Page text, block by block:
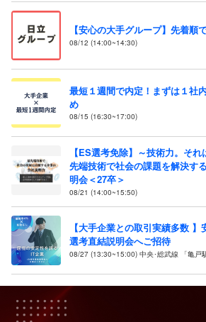
【安心の大手グループ】先着順
08/12 (14:00~14:30)
最短１週間で内定！まずは１社
め
08/15 (16:30~17:00)
【ES選考免除】～技術力。そ
先端技術で社会の課題を解決す
明会＜27卒＞
08/21 (14:00~15:50)
【大手企業との取引実績多数
選考直結説明会へご招待
08/27 (13:30~15:00) 中央･総武線 「亀戸